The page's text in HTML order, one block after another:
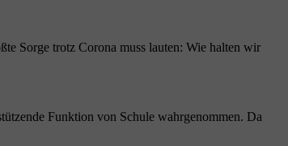
Sorge trotz Corona muss lauten: Wie halten wir
Funktion von Schule wahrgenommen. Da